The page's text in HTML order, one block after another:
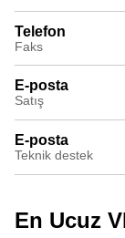
Telefon
Faks
E-posta
Satış
E-posta
Teknik destek
En Ucuz